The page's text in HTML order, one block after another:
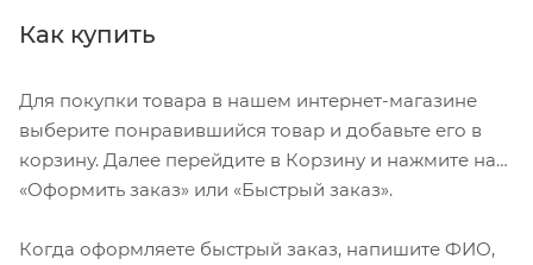
Как купить
Для покупки товара в нашем интернет-магазине
выберите понравившийся товар и добавьте его в
корзину. Далее перейдите в Корзину и нажмите на
«Оформить заказ» или «Быстрый заказ».
Когда оформляете быстрый заказ, напишите ФИО,